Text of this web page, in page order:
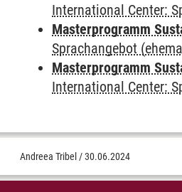
International Center:
Masterprogramm
Sprachangebot
Masterprogramm
International Center:
Andreea Tribel /30.06.2024